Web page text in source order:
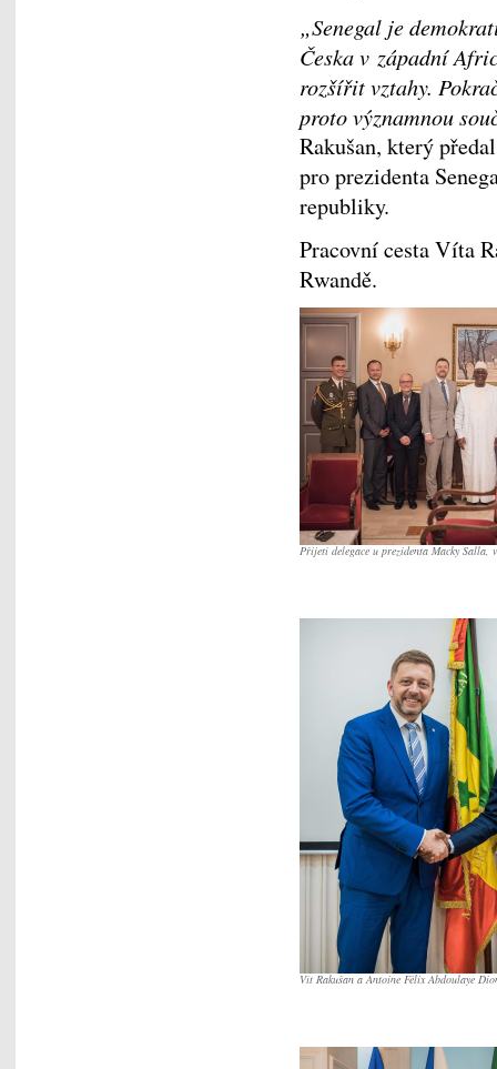
„Senegal je
Česka v západní
rozšířit vztahy.
proto významnou
Rakušan, který
pro prezidenta
republiky.
Pracovní cesta Víta
Rwandě.
Přijetí delegace u prezidenta Macky Salla,
Vít Rakušan a Antoine Félix Abdoulaye